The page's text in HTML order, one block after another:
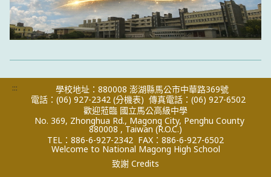
:::
學校地址：880008 澎湖縣馬公市中華路369號
電話：(06) 927-2342 (分機表) 傳真電話：(06) 927-6502
歡迎蒞臨 國立馬公高級中學
No. 369, Zhonghua Rd., Magong City, Penghu County
880008 , Taiwan (R.O.C.)
TEL：886-6-927-2342 FAX：886-6-927-6502
Welcome to National Magong High School
致謝 Credits